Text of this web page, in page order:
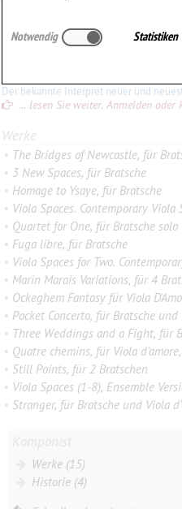
Knox
∗ 08.10.1956 inDublin, Irland
... lesen Sie weiter. Anmelden
Werke
• The Bridges of Newcastle, für
• 3 New Spaces, für Bratsche
• Homage to Ysaye, für Bratsche
• Viola Spaces. Contemporary
• Quartet for One, für Bratsche solo
• Fuga libre, für Bratsche
• Viola Spaces for Two. Contemporary
• Marin Marais Variations, für 4
• Ockeghem Fantasy für Viola
• Pocket Concerto, für Bratsche
• Three Weddings and a Fight, für
• Quatre chemins, für Viola d'amore,
• Still Points, für 2 Bratschen
• Viola Spaces (1-8), Ensemble
• Stranger, für Bratsche und Viola
Werke (15)
Historie (4)
Notwendig Statistiken